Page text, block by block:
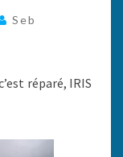
Seb
réparé, IRIS